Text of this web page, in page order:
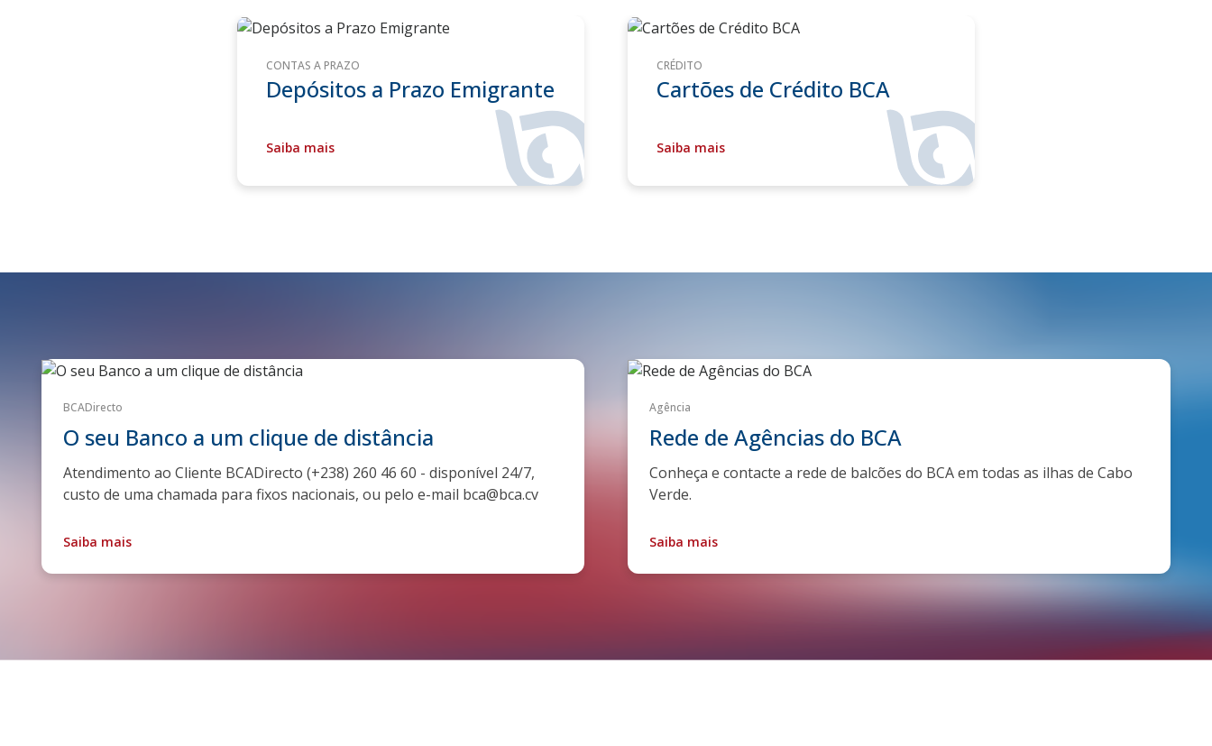
CONTAS A PRAZO
Depósitos a Prazo Emigrante
Saiba mais
CRÉDITO
Cartões de Crédito BCA
Saiba mais
BCADirecto
O seu Banco a um clique de distância
Atendimento ao Cliente BCADirecto (+238) 260 46 60 - disponível 24/7,
custo de uma chamada para fixos nacionais, ou pelo e-mail bca@bca.cv
Saiba mais
Agência
Rede de Agências do BCA
Conheça e contacte a rede de balcões do BCA em todas as ilhas de Cabo
Verde.
Saiba mais